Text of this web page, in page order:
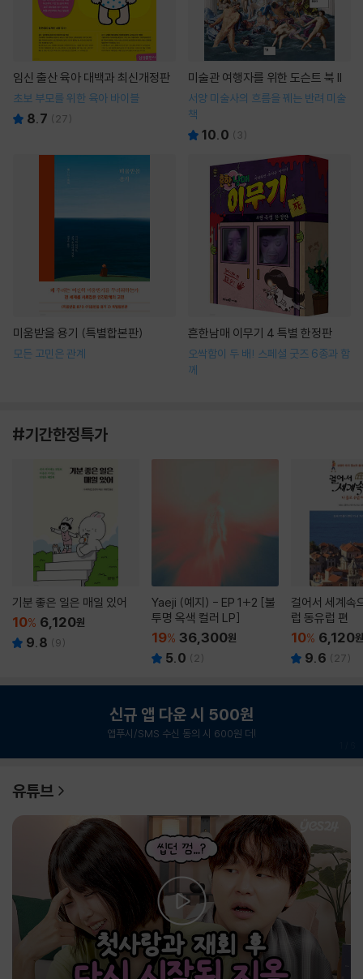
임신 출산 육아 대백과 최신개정판
초보 부모를 위한 육아 바이블
8.7 ( 27)
미술관 여행자를 위한 도슨트 북 II
서양 미술사의 흐름을 꿰는 반려 미술
책
10.0 ( 3)
미움받을 용기 (특별합본판)
모든 고민은 관계
흔한남매 이무기 4 특별 한정판
오싹함이 두 배! 스페셜 굿즈 6종과 함
께
#기간한정특가
기분 좋은 일은 매일 있어
10% 6,120원
9.8 (9)
Yaeji (예지) - EP 1+2 [불
투명 옥색 컬러 LP]
19% 36,300원
5.0 ( 2)
걸어서 세계속
럽 동유럽 편
10% 6,120원
9.6 ( 27)
신규 앱 다운 시 500원
앱푸시/SMS 수신 동의 시 600원 더!
유튜브